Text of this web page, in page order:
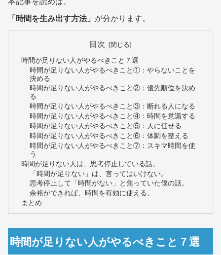
「時間を生み出す方法」 が分かります。
目次
時間が足りない人がやるべきこと７選
時間が足りない人がやるべきこと①：やらないことを
決める
時間が足りない人がやるべきこと②：優先順位を決め
る
時間が足りない人がやるべきこと③：断れる人になる
時間が足りない人がやるべきこと④：時間を意識する
時間が足りない人がやるべきこと⑤：人に任せる
時間が足りない人がやるべきこと⑥：体調を整える
時間が足りない人がやるべきこと⑦：スキマ時間を使
う
時間が足りない人は、思考停止している話。
「時間が足りない」は、言ってはいけない。
思考停止して「時間がない」と焦っていた僕の話。
余裕ができれば、時間を有効に使える。
まとめ
時間が足りない人がやるべきこと７選